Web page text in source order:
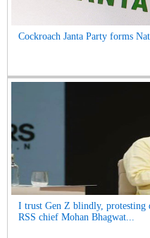
Cockroach Janta Party forms
I trust Gen Z blindly, protesting
RSS chief Mohan Bhagwat...